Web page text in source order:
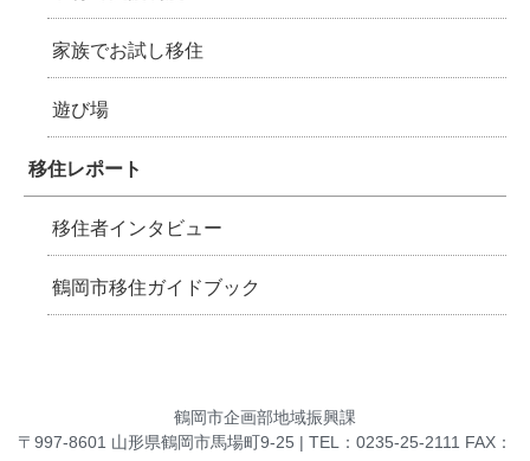
家族でお試し移住
遊び場
移住レポート
移住者インタビュー
鶴岡市移住ガイドブック
鶴岡市企画部地域振興課
〒997-8601 山形県鶴岡市馬場町9-25 | TEL：0235-25-2111 FAX：